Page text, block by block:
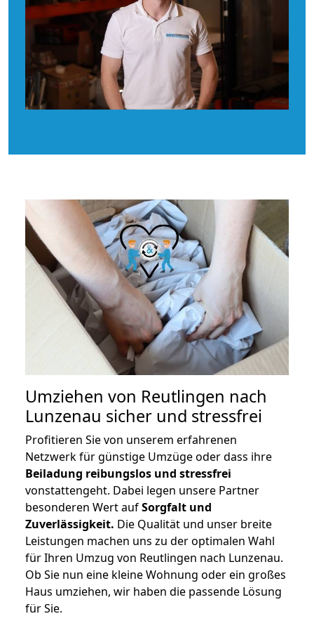
Umziehen von Reutlingen nach
Lunzenau sicher und stressfrei
Profitieren Sie von unserem erfahrenen
Netzwerk für günstige Umzüge oder dass ihre
Beiladung reibungslos und stressfrei
vonstattengeht. Dabei legen unsere Partner
besonderen Wert aufSorgfalt und
Zuverlässigkeit. Die Qualität und unser breite
Leistungen machen uns zu der optimalen Wahl
für Ihren Umzug von Reutlingen nach Lunzenau.
Ob Sie nun eine kleine Wohnung oder ein großes
Haus umziehen, wir haben die passende Lösung
für Sie.